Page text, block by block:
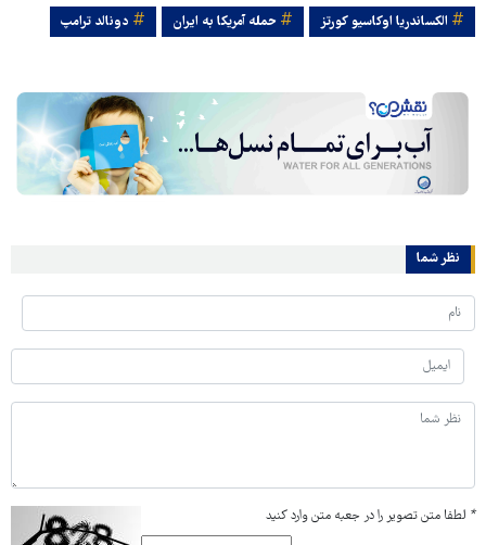
الکساندریا اوکاسیو کورتز حمله آمریکا به ایران دونالد ترامپ
نظر شما
* لطفا متن تصویر را در جعبه متن وارد کنید